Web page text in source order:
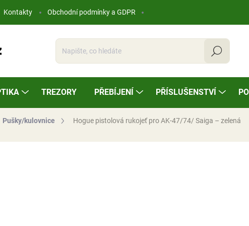
Kontakty Obchodní podmínky a GDPR
Hledat
TREZORY PŘEBÍJENÍ PŘÍSLUŠENSTVÍ
Pušky/kulovnice Hogue pistolová rukojeť pro AK-47/74/ Saiga – zelená